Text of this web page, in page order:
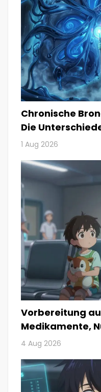
Chronische
Die
1 Aug 2026
Vorbereitung
Medikamente,
4 Aug 2026